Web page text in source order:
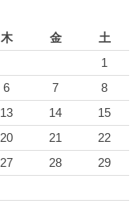
木 金
土
1
6 7
8
13 14
15
20 21
22
27 28
29